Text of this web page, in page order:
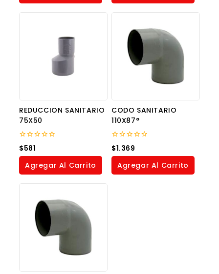
REDUCCION SANITARIO
75X50
0
out
of
$581
Agregar Al Carrito
CODO SANITARIO
110X87°
0
out
of
$1.369
Agregar Al Carrito